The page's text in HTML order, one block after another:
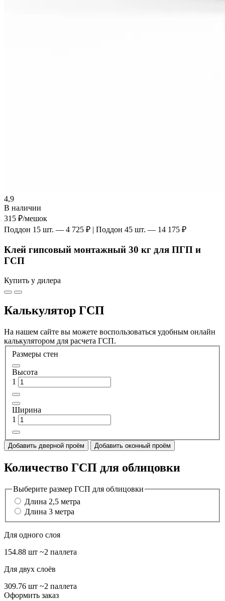
4,9
В наличии
315 ₽/мешок
Поддон 15 шт. — 4 725 ₽ | Поддон 45 шт. — 14 175 ₽
Клей гипсовый монтажный 30 кг для ПГП и
ГСП
Купить у дилера
Калькулятор ГСП
На нашем сайте вы можете воспользоваться удобным онлайн
калькулятором для расчета ГСП.
Размеры стен
Высота
1
Ширина
1
Добавить дверной проём Добавить оконный проём
Количество ГСП для облицовки
Выберите размер ГСП для облицовки
Длина 2,5 метра
Длина 3 метра
Для одного слоя
154.88 шт ~2 паллета
Для двух слоёв
309.76 шт ~2 паллета
Оформить заказ